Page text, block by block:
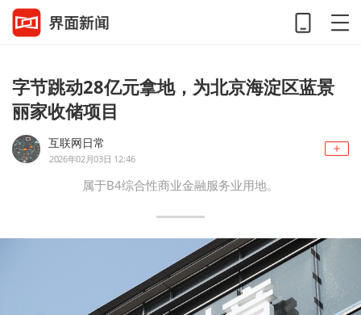
字节跳动28亿元拿地，为北京海淀区蓝景
丽家收储项目
互联网日常
2026年02月03日 12:46
属于B4综合性商业金融服务业用地。